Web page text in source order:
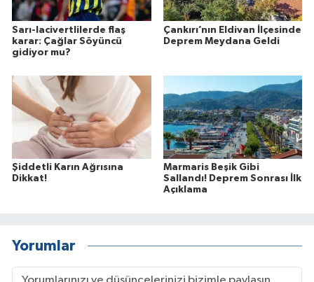
Sarı-lacivertlilerde flaş
karar: Çağlar Söyüncü
gidiyor mu?
Çankırı’nın Eldivan İlçesinde
Deprem Meydana Geldi
Şiddetli Karın Ağrısına
Dikkat!
Marmaris Beşik Gibi
Sallandı! Deprem Sonrası İlk
Açıklama
Yorumlar